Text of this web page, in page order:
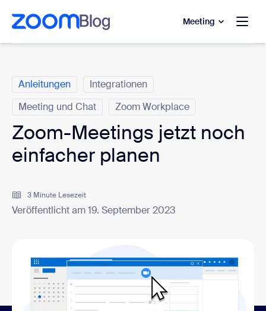
wechseln
Chat wechseln
Meeting
Anleitungen
Integrationen
Meeting und Chat
Zoom Workplace
Zoom-Meetings jetzt noch
einfacher planen
3 Minute Lesezeit
Veröffentlicht am 19. September 2023